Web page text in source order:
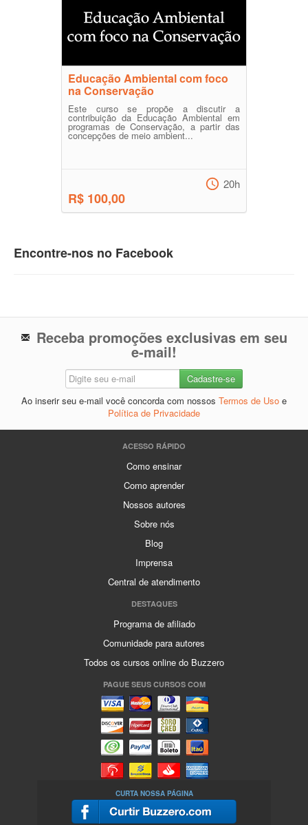
Educação Ambiental com foco
na Conservação
Este curso se propõe a discutir a
contribuição da Educação Ambiental em
programas de Conservação, a partir das
concepções de meio ambient...
R$ 100,00
20h
Encontre-nos no Facebook
Receba promoções exclusivas em seu
e-mail!
Ao inserir seu e-mail você concorda com nossos Termos de Uso e
Política de Privacidade
ACESSO RÁPIDO
Como ensinar
Como aprender
Nossos autores
Sobre nós
Blog
Imprensa
Central de atendimento
DESTAQUES
Programa de afiliado
Comunidade para autores
Todos os cursos online do Buzzero
PAGUE SEUS CURSOS COM
CURTA NOSSA PÁGINA